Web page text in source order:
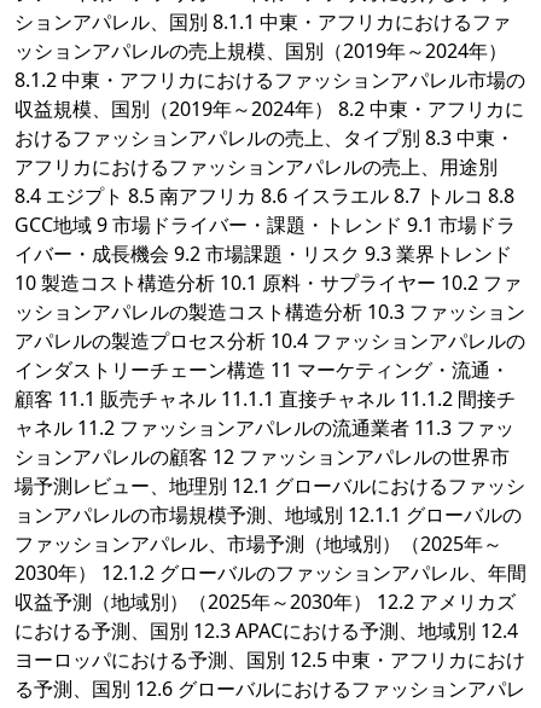
ションアパレル、国別 8.1.1 中東・アフリカにおけるファ
ッションアパレルの売上規模、国別（2019年～2024年）
8.1.2 中東・アフリカにおけるファッションアパレル市場の
収益規模、国別（2019年～2024年） 8.2 中東・アフリカに
おけるファッションアパレルの売上、タイプ別 8.3 中東・
アフリカにおけるファッションアパレルの売上、用途別
8.4 エジプト 8.5 南アフリカ 8.6 イスラエル 8.7 トルコ 8.8
GCC地域 9 市場ドライバー・課題・トレンド 9.1 市場ドラ
イバー・成長機会 9.2 市場課題・リスク 9.3 業界トレンド
10 製造コスト構造分析 10.1 原料・サプライヤー 10.2 ファ
ッションアパレルの製造コスト構造分析 10.3 ファッション
アパレルの製造プロセス分析 10.4 ファッションアパレルの
インダストリーチェーン構造 11 マーケティング・流通・
顧客 11.1 販売チャネル 11.1.1 直接チャネル 11.1.2 間接チ
ャネル 11.2 ファッションアパレルの流通業者 11.3 ファッ
ションアパレルの顧客 12 ファッションアパレルの世界市
場予測レビュー、地理別 12.1 グローバルにおけるファッシ
ョンアパレルの市場規模予測、地域別 12.1.1 グローバルの
ファッションアパレル、市場予測（地域別）（2025年～
2030年） 12.1.2 グローバルのファッションアパレル、年間
収益予測（地域別）（2025年～2030年） 12.2 アメリカズ
における予測、国別 12.3 APACにおける予測、地域別 12.4
ヨーロッパにおける予測、国別 12.5 中東・アフリカにおけ
る予測、国別 12.6 グローバルにおけるファッションアパレ